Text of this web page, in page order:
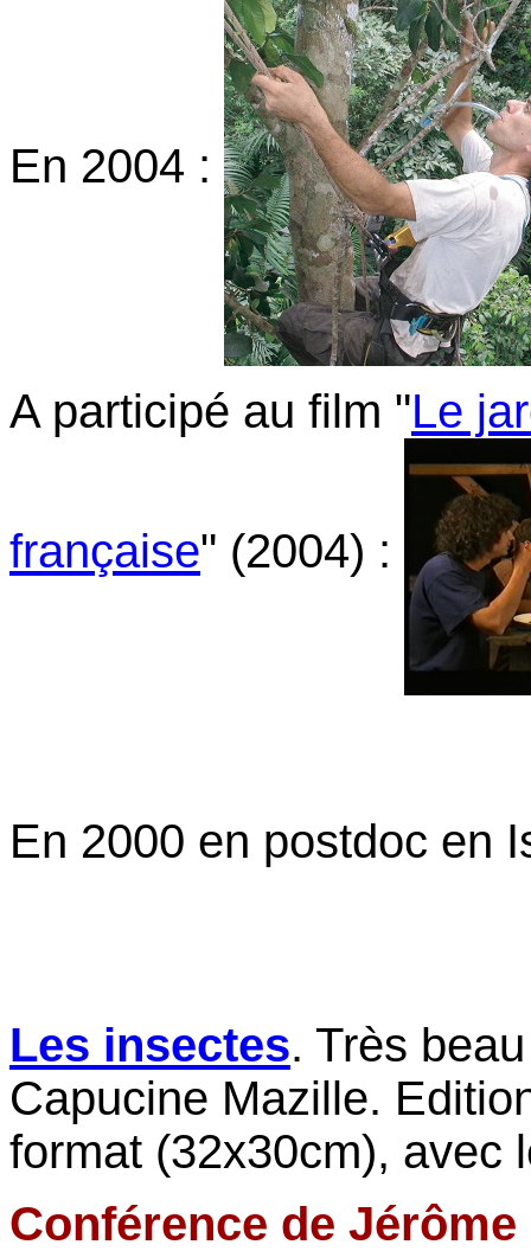
En 2004 :
A participé au film "Le
française" (2004) :
En 2000 en postdoc en
Les insectes. Très
Capucine Mazille.
format (32x30cm), avec
Conférence de